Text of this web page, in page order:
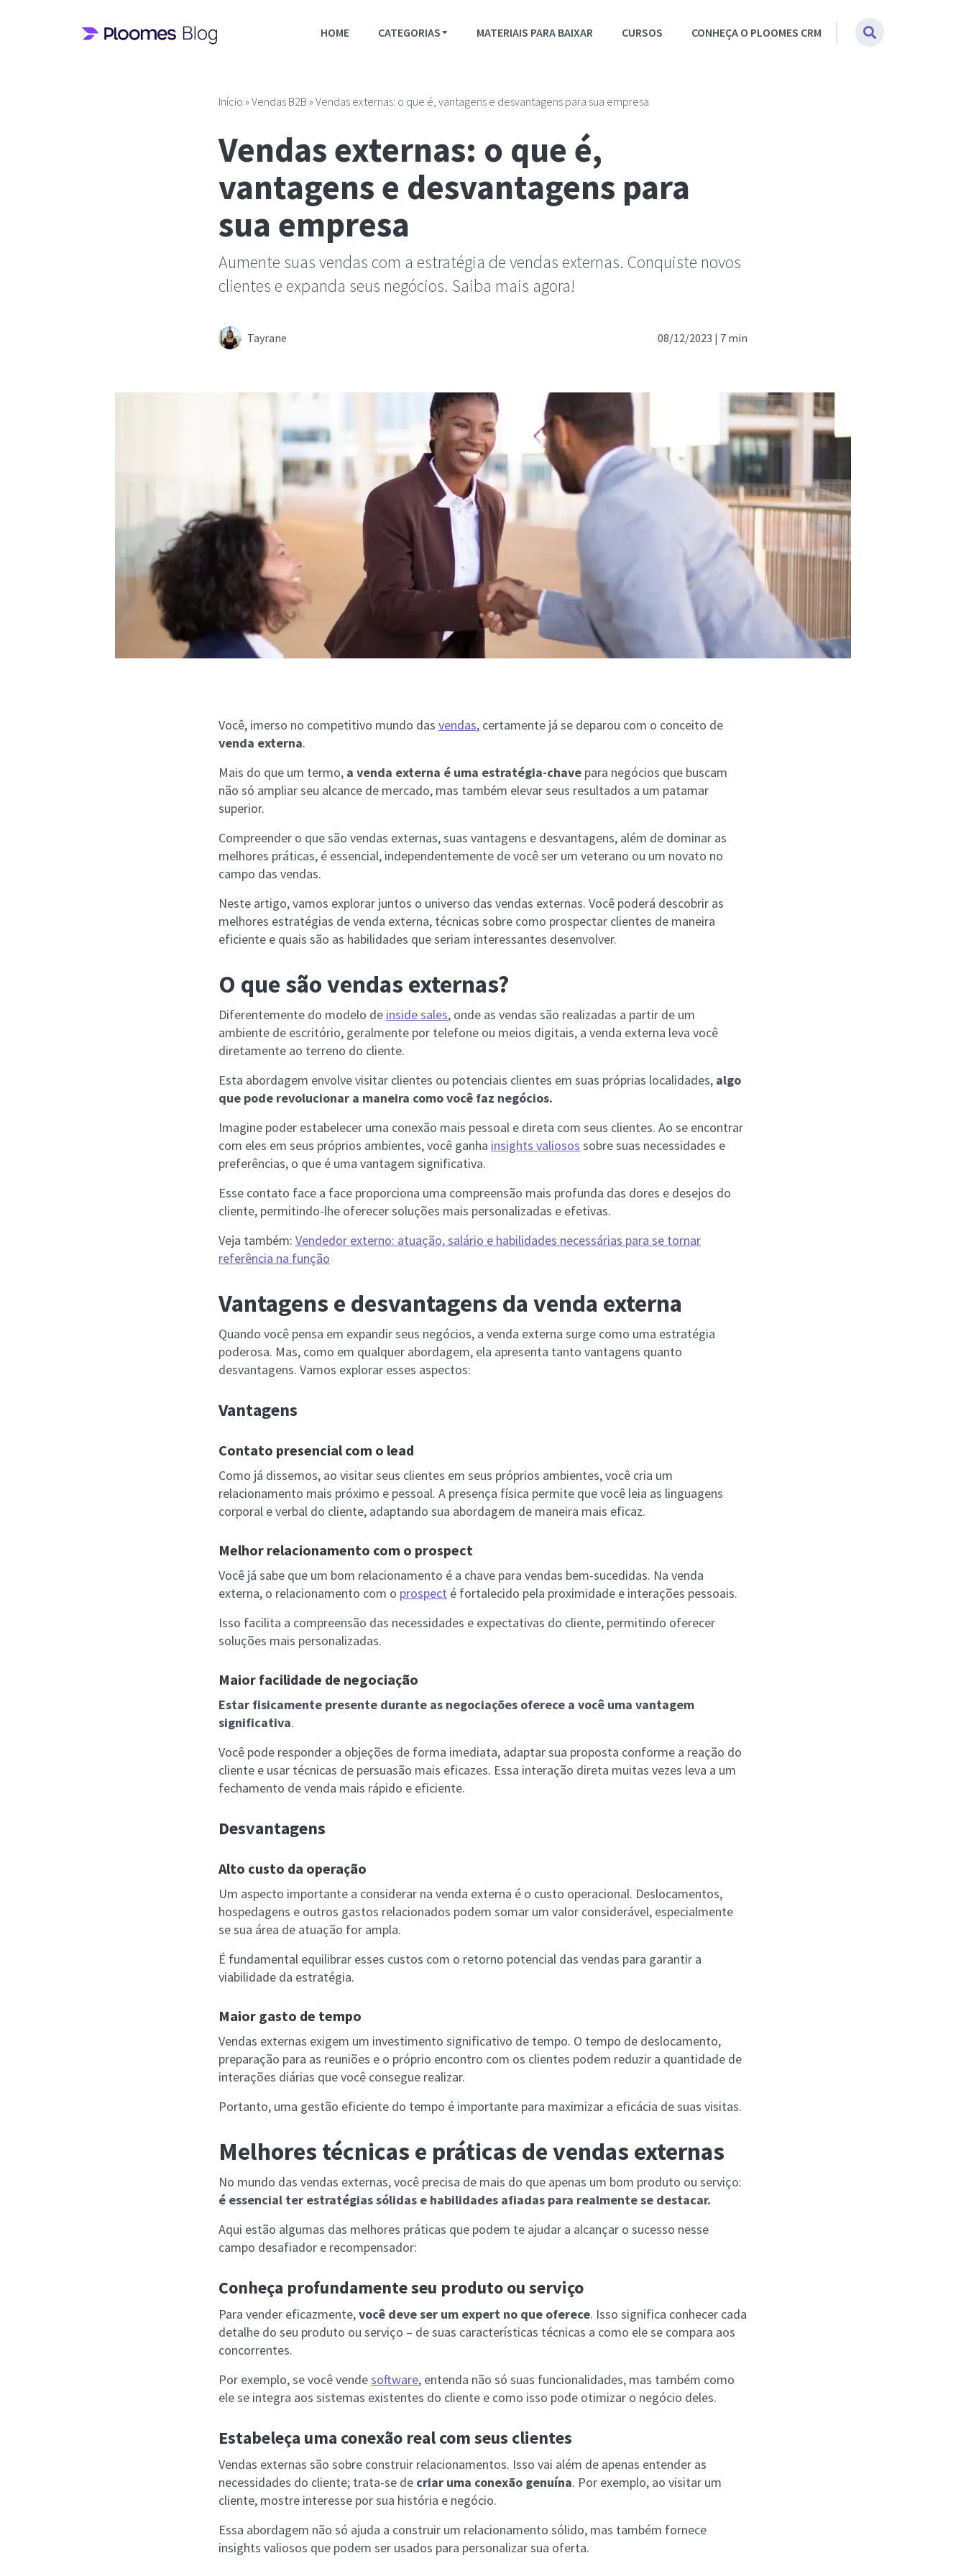
HOME CATEGORIAS MATERIAIS PARA BAIXAR CURSOS CONHEÇA O PLOOMES CRM
Início »Vendas B2B »Vendas externas: o que é, vantagens e desvantagens para sua empresa
Vendas externas: o que é,
vantagens e desvantagens para
sua empresa
Aumente suas vendas com a estratégia de vendas externas. Conquiste novos
clientes e expanda seus negócios. Saiba mais agora!
Tayrane 08/12/2023 | 7 min
Você, imerso no competitivo mundo das vendas, certamente já se deparou com o conceito de
venda externa.
Mais do que um termo, a venda externa é uma estratégia-chave para negócios que buscam
não só ampliar seu alcance de mercado, mas também elevar seus resultados a um patamar
superior.
Compreender o que são vendas externas, suas vantagens e desvantagens, além de dominar as
melhores práticas, é essencial, independentemente de você ser um veterano ou um novato no
campo das vendas.
Neste artigo, vamos explorar juntos o universo das vendas externas. Você poderá descobrir as
melhores estratégias de venda externa, técnicas sobre como prospectar clientes de maneira
eficiente e quais são as habilidades que seriam interessantes desenvolver.
O que são vendas externas?
Diferentemente do modelo de inside sales, onde as vendas são realizadas a partir de um
ambiente de escritório, geralmente por telefone ou meios digitais, a venda externa leva você
diretamente ao terreno do cliente.
Esta abordagem envolve visitar clientes ou potenciais clientes em suas próprias localidades, algo
que pode revolucionar a maneira como você faz negócios.
Imagine poder estabelecer uma conexão mais pessoal e direta com seus clientes. Ao se encontrar
com eles em seus próprios ambientes, você ganha insights valiosos sobre suas necessidades e
preferências, o que é uma vantagem significativa.
Esse contato face a face proporciona uma compreensão mais profunda das dores e desejos do
cliente, permitindo-lhe oferecer soluções mais personalizadas e efetivas.
Veja também: Vendedor externo: atuação, salário e habilidades necessárias para se tornar
referência na função
Vantagens e desvantagens da venda externa
Quando você pensa em expandir seus negócios, a venda externa surge como uma estratégia
poderosa. Mas, como em qualquer abordagem, ela apresenta tanto vantagens quanto
desvantagens. Vamos explorar esses aspectos:
Vantagens
Contato presencial com o lead
Como já dissemos, ao visitar seus clientes em seus próprios ambientes, você cria um
relacionamento mais próximo e pessoal. A presença física permite que você leia as linguagens
corporal e verbal do cliente, adaptando sua abordagem de maneira mais eficaz.
Melhor relacionamento com o prospect
Você já sabe que um bom relacionamento é a chave para vendas bem-sucedidas. Na venda
externa, o relacionamento com o prospect é fortalecido pela proximidade e interações pessoais.
Isso facilita a compreensão das necessidades e expectativas do cliente, permitindo oferecer
soluções mais personalizadas.
Maior facilidade de negociação
Estar fisicamente presente durante as negociações oferece a você uma vantagem
significativa.
Você pode responder a objeções de forma imediata, adaptar sua proposta conforme a reação do
cliente e usar técnicas de persuasão mais eficazes. Essa interação direta muitas vezes leva a um
fechamento de venda mais rápido e eficiente.
Desvantagens
Alto custo da operação
Um aspecto importante a considerar na venda externa é o custo operacional. Deslocamentos,
hospedagens e outros gastos relacionados podem somar um valor considerável, especialmente
se sua área de atuação for ampla.
É fundamental equilibrar esses custos com o retorno potencial das vendas para garantir a
viabilidade da estratégia.
Maior gasto de tempo
Vendas externas exigem um investimento significativo de tempo. O tempo de deslocamento,
preparação para as reuniões e o próprio encontro com os clientes podem reduzir a quantidade de
interações diárias que você consegue realizar.
Portanto, uma gestão eficiente do tempo é importante para maximizar a eficácia de suas visitas.
Melhores técnicas e práticas de vendas externas
No mundo das vendas externas, você precisa de mais do que apenas um bom produto ou serviço:
é essencial ter estratégias sólidas e habilidades afiadas para realmente se destacar.
Aqui estão algumas das melhores práticas que podem te ajudar a alcançar o sucesso nesse
campo desafiador e recompensador:
Conheça profundamente seu produto ou serviço
Para vender eficazmente,você deve ser um expert no que oferece. Isso significa conhecer cada
detalhe do seu produto ou serviço – de suas características técnicas a como ele se compara aos
concorrentes.
Por exemplo, se você vendesoftware, entenda não só suas funcionalidades, mas também como
ele se integra aos sistemas existentes do cliente e como isso pode otimizar o negócio deles.
Estabeleça uma conexão real com seus clientes
Vendas externas são sobre construir relacionamentos. Isso vai além de apenas entender as
necessidades do cliente; trata-se de criar uma conexão genuína. Por exemplo, ao visitar um
cliente, mostre interesse por sua história e negócio.
Essa abordagem não só ajuda a construir um relacionamento sólido, mas também fornece
insights valiosos que podem ser usados para personalizar sua oferta.